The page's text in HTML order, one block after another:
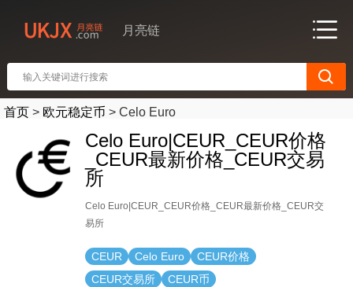
月亮链
首页 > 欧元稳定币 > Celo Euro
Celo Euro|CEUR_CEUR价格
_CEUR最新价格_CEUR交易
所
Celo Euro|CEUR_CEUR价格_CEUR最新价格_CEUR交
易所
CEUR Celo Euro
CEUR价格
CEUR交易所
CEUR币